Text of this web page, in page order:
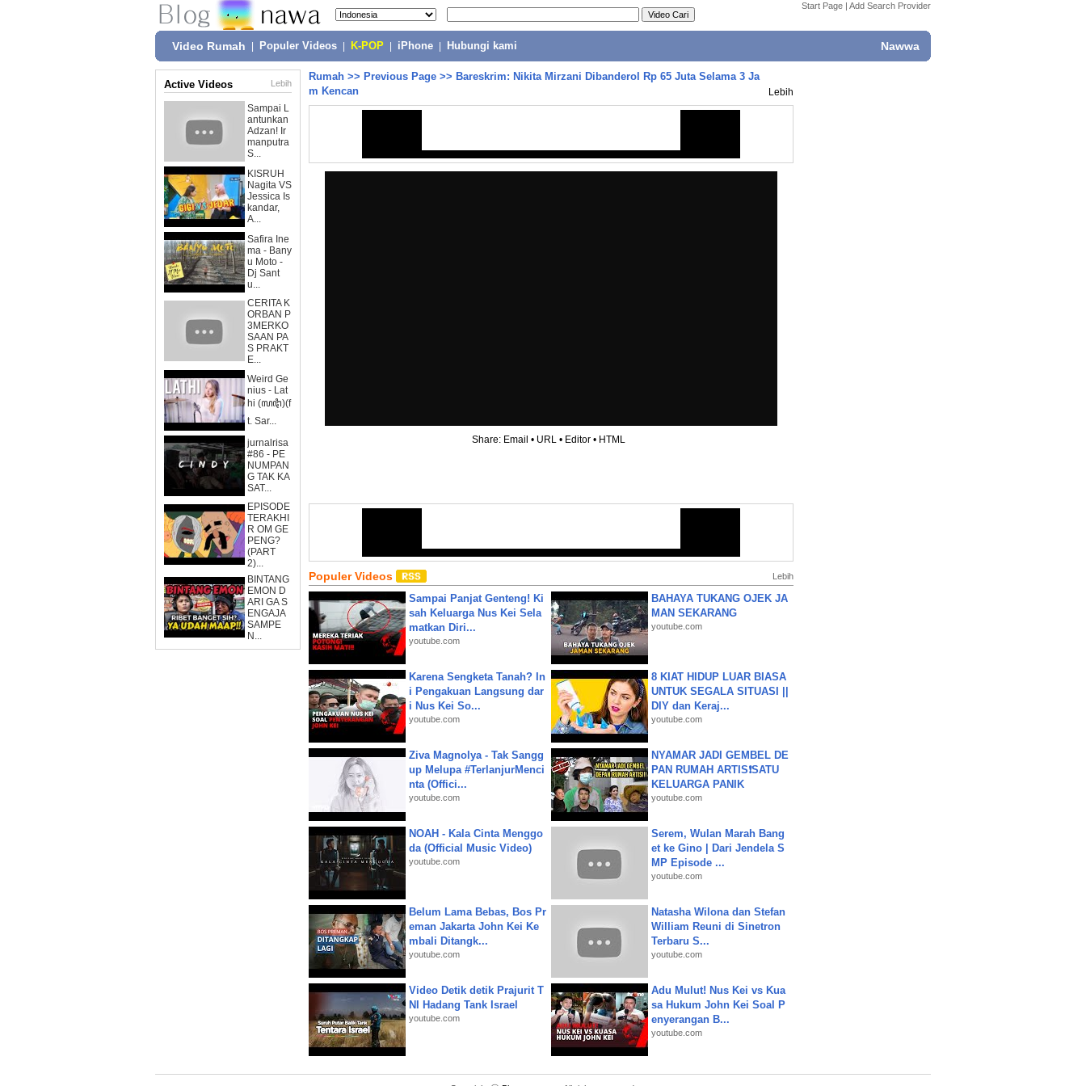
Start Page | Add Search Provider
Video Rumah Populer Videos K-POP iPhone Hubungi kami Nawwa
Active Videos Lebih
Sampai L
antunkan
Adzan! Ir
manputra
S...
KISRUH
Nagita VS
Jessica Is
kandar,
A...
Safira Ine
ma - Bany
u Moto -
Dj Sant
u...
CERITA K
ORBAN P
3MERKO
SAAN PA
S PRAKT
E...
Weird Ge
nius - Lat
hi (ꦭꦛꦶ)(f
t. Sar...
jurnalrisa
#86 - PE
NUMPAN
G TAK KA
SAT...
EPISODE
TERAKHI
R OM GE
PENG?
(PART
2)...
BINTANG
EMON D
ARI GA S
ENGAJA
SAMPE
N...
Rumah >> Previous Page >> Bareskrim: Nikita Mirzani Dibanderol Rp 65 Juta Selama 3 Ja
m Kencan
Lebih
Share: Email • URL • Editor • HTML
Populer Videos Lebih
Sampai Panjat Genteng! Ki
sah Keluarga Nus Kei Sela
matkan Diri...
youtube.com
BAHAYA TUKANG OJEK JA
MAN SEKARANG
youtube.com
Karena Sengketa Tanah? In
i Pengakuan Langsung dar
i Nus Kei So...
youtube.com
8 KIAT HIDUP LUAR BIASA
UNTUK SEGALA SITUASI ||
DIY dan Keraj...
youtube.com
Ziva Magnolya - Tak Sangg
up Melupa #TerlanjurMenci
nta (Offici...
youtube.com
NYAMAR JADI GEMBEL DE
PAN RUMAH ARTIS❗SATU
KELUARGA PANIK
youtube.com
NOAH - Kala Cinta Menggo
da (Official Music Video)
youtube.com
Serem, Wulan Marah Bang
et ke Gino | Dari Jendela S
MP Episode ...
youtube.com
Belum Lama Bebas, Bos Pr
eman Jakarta John Kei Ke
mbali Ditangk...
youtube.com
Natasha Wilona dan Stefan
William Reuni di Sinetron
Terbaru S...
youtube.com
Video Detik detik Prajurit T
NI Hadang Tank Israel
youtube.com
Adu Mulut! Nus Kei vs Kua
sa Hukum John Kei Soal P
enyerangan B...
youtube.com